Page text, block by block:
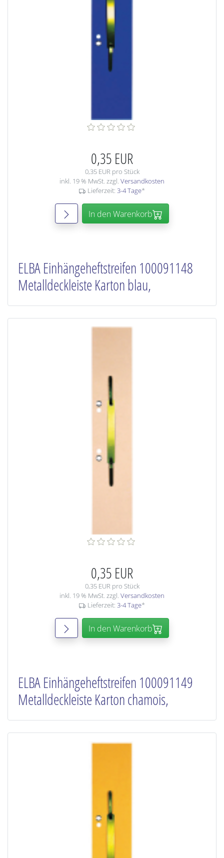
0,35 EUR
0,35 EUR pro Stück
inkl. 19 % MwSt. zzgl. Versandkosten
Lieferzeit: 3-4 Tage*
In den Warenkorb
ELBA Einhängeheftstreifen 100091148
Metalldeckleiste Karton blau,
0,35 EUR
0,35 EUR pro Stück
inkl. 19 % MwSt. zzgl. Versandkosten
Lieferzeit: 3-4 Tage*
In den Warenkorb
ELBA Einhängeheftstreifen 100091149
Metalldeckleiste Karton chamois,